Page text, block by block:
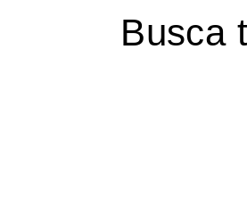
Busca